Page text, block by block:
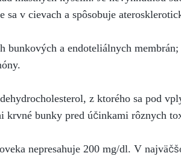
v cievach a spôsobuje
a endoteliálnych
z ktorého sa pod
krvné bunky pred účinkami rôznych
nepresahuje 200 mg/dl. V